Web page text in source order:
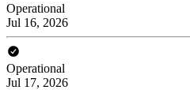
Operational
Jul 16, 2026
Operational
Jul 17, 2026